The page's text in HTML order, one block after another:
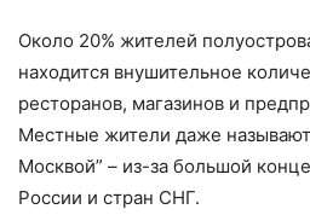
Около 20% жителей
находится внушительное
ресторанов, магазинов и
Местные жители даже
Москвой” – из-за большой
России и стран СНГ.